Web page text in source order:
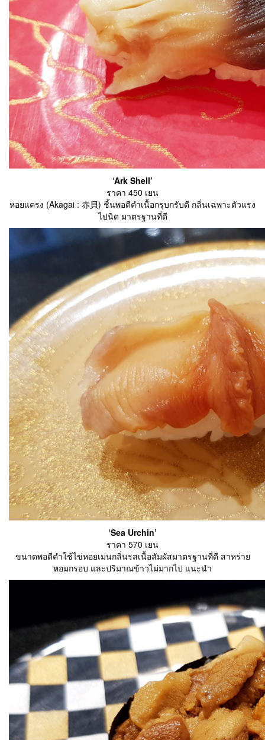
‘Ark Shell’
ราคา 450 เยน
หอยแครง (Akagai : 赤貝) ชิ้นพอดีคำเนื้อกรุบกรับดี กลิ่นเฉพาะตัวแรง
ไปนิด มาตรฐานที่ดี
‘Sea Urchin’
ราคา 570 เยน
ขนาดพอดีคำใช้ไข่หอยเม่นกลิ่นรสเนื้อสัมผัสมาตรฐานที่ดี สาหร่าย
หอมกรอบ และปริมาณข้าวไม่มากไป แนะนำ